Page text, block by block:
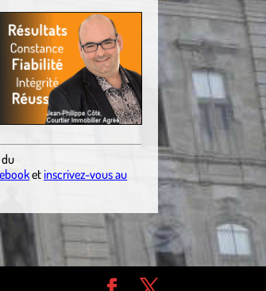
etinscrivez-vous au